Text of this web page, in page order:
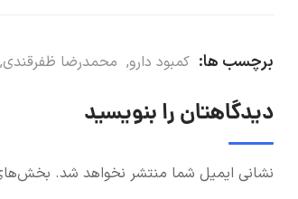
برچسب ها: کمبود دارو, محمدرضا ظفرقندی,
دیدگاهتان را بنویسید
نشانی ایمیل شما منتشر نخواهد شد. بخش‌های